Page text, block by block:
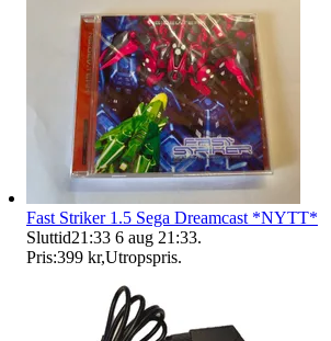
Fast Striker 1.5 Sega Dreamcast *NYTT*
Sluttid21:33 6 aug 21:33.
Pris:399 kr,Utropspris.